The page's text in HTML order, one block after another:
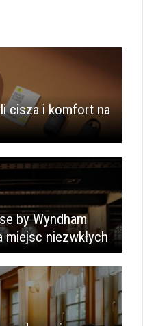
cisza i komfort na
by Wyndham
miejsc niezwkłych